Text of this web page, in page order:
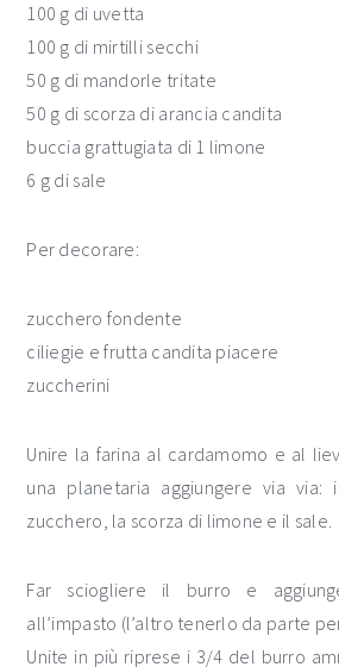
100 g di uvetta
100 g di mirtilli secchi
50 g di mandorle tritate
50 g di scorza di arancia candita
buccia grattugiata di 1 limone
6 g di sale
Per decorare:
zucchero fondente
ciliegie e frutta candita piacere
zuccherini
Unire la farina al cardamomo e al
una planetaria aggiungere via
zucchero, la scorza di limone e il sale.
Far sciogliere il burro e
all’impasto (l’altro tenerlo da parte
Unite in più riprese i 3/4 del burro